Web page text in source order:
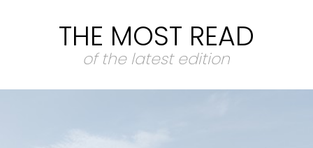
THE MOST READ
of the latest edition